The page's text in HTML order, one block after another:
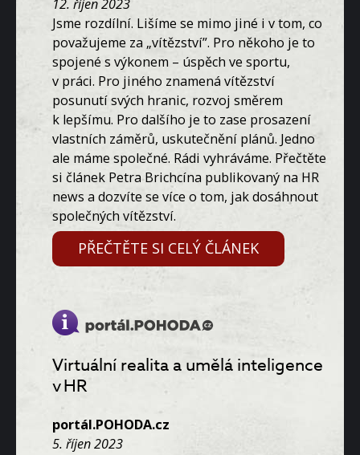
12. říjen 2023
Jsme rozdílní. Lišíme se mimo jiné i v tom, co
považujeme za „vítězství”. Pro někoho je to
spojené s výkonem – úspěch ve sportu,
v práci. Pro jiného znamená vítězství
posunutí svých hranic, rozvoj směrem
k lepšímu. Pro dalšího je to zase prosazení
vlastních záměrů, uskutečnění plánů. Jedno
ale máme společné. Rádi vyhráváme. Přečtěte
si článek Petra Brichcína publikovaný na HR
news a dozvíte se více o tom, jak dosáhnout
společných vítězství.
PŘEČTĚTE SI CELÝ ČLÁNEK
Virtuální realita a umělá inteligence
v HR
portál.POHODA.cz
5. říjen 2023